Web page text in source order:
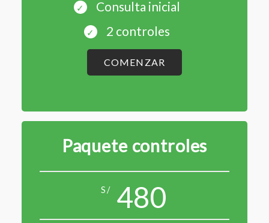
Consulta inicial
2 controles
COMENZAR
Paquete controles
S/ 480